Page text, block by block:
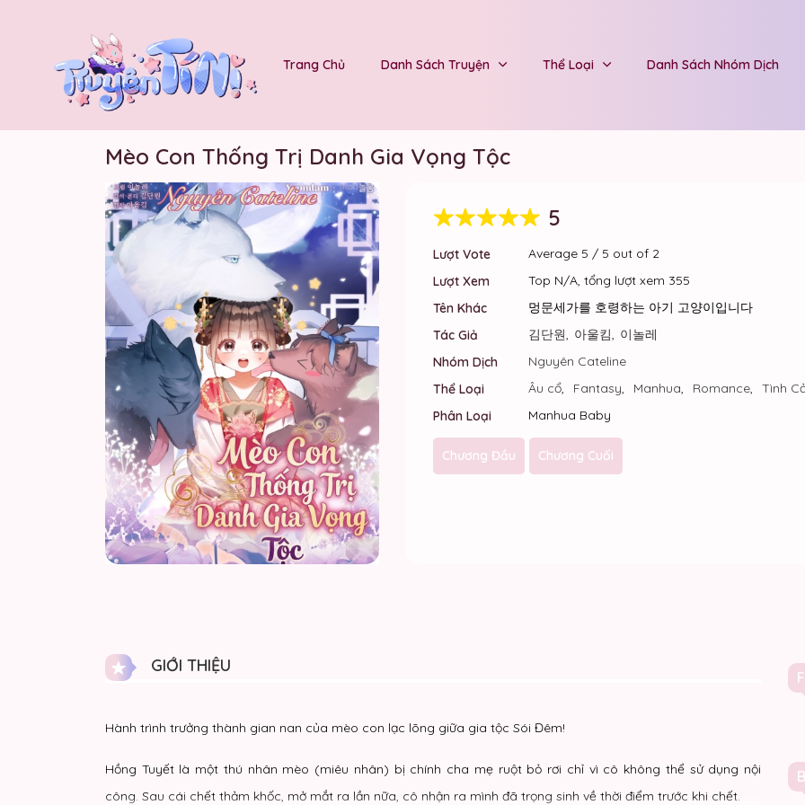
Trang Chủ Danh Sách Truyện Thể Loại Danh Sách Nhóm Dịch
Mèo Con Thống Trị Danh Gia Vọng Tộc
5
Lượt Vote Average 5 / 5 out of 2
Lượt Xem
Top N/A, tổng lượt xem 355
Tên Khác
멍문세가를 호령하는 아기 고양이입니다
Tác Giả
김단원, 아울킴, 이놀레
Nhóm Dịch
Nguyên Cateline
Thể Loại
Âu cổ, Fantasy, Manhua, Romance,
Tình
Phân Loại
Manhua Baby
Chương Đầu Chương Cuối
GIỚI THIỆU
Hành trình trưởng thành gian nan của mèo con lạc lõng giữa gia tộc Sói Đêm!
Hồng Tuyết là một thú nhân mèo (miêu nhân) bị chính cha mẹ ruột bỏ rơi chỉ vì cô không thể sử dụng nội
công. Sau cái chết thảm khốc, mở mắt ra lần nữa, cô nhận ra mình đã trọng sinh về thời điểm trước khi chết.